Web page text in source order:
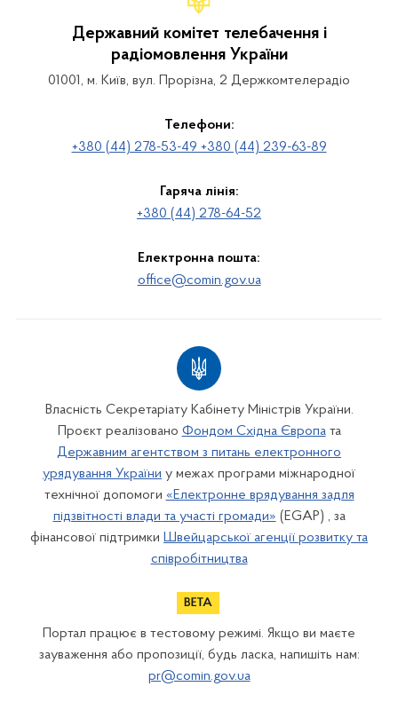
Державний комітет телебачення і
радіомовлення України
01001, м. Київ, вул. Прорізна, 2 Держкомтелерадіо
Телефони:
+380 (44) 278-53-49 +380 (44) 239-63-89
Гаряча лінія:
+380 (44) 278-64-52
Електронна пошта:
office@comin.gov.ua
Власність Секретаріату Кабінету Міністрів України.
Проєкт реалізовано Фондом Східна Європата
Державним агентством з питань електронного
урядування України у межах програми міжнародної
технічної допомоги «Електронне врядування задля
підзвітності влади та участі громади» (EGAP) , за
фінансової підтримки Швейцарської агенції розвитку та
співробітництва
Портал працює в тестовому режимі. Якщо ви маєте
зауваження або пропозиції, будь ласка, напишіть нам:
pr@comin.gov.ua